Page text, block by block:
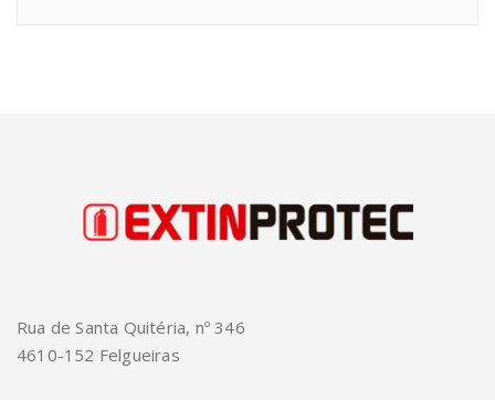
Rua de Santa Quitéria, nº 346
4610-152 Felgueiras